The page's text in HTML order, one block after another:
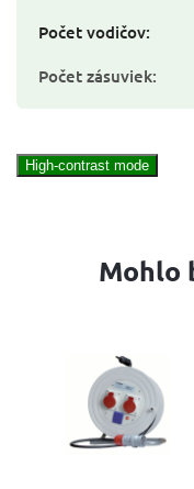
Počet vodičov:
Počet zásuviek:
High-contrast mode
Mohlo